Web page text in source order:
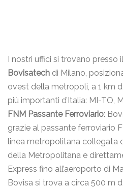
I nostri uffici si trovano presso
Bovisatech di Milano,
ovest della metropoli, a 1 km
più importanti d’Italia: MI-TO,
FNM Passante Ferroviario:
grazie al passante ferroviario
linea metropolitana collegata
della Metropolitana e
Express fino all’aeroporto di
Bovisa si trova a circa 500 m